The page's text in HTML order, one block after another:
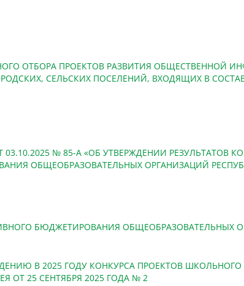
ОТБОРА ПРОЕКТОВ РАЗВИТИЯ ОБЩЕСТВЕННОЙ
СЕЛЬСКИХ ПОСЕЛЕНИЙ, ВХОДЯЩИХ В
№ 85-А «ОБ УТВЕРЖДЕНИИ РЕЗУЛЬТАТОВ
ОБЩЕОБРАЗОВАТЕЛЬНЫХ ОРГАНИЗАЦИЙ
БЮДЖЕТИРОВАНИЯ ОБЩЕОБРАЗОВАТЕЛЬНЫХ
В 2025 ГОДУ КОНКУРСА ПРОЕКТОВ
ОТ 25 СЕНТЯБРЯ 2025 ГОДА № 2